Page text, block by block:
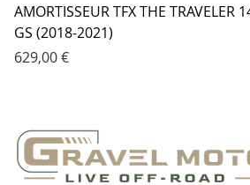
AMORTISSEUR TFX THE TRAVELER
GS (2018-2021)
Prix
629,00 €